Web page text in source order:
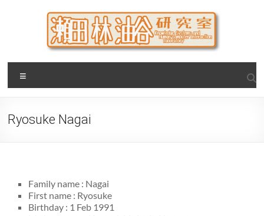
瀬田・林・油谷研究室
大阪公立大学 大学院 情報学研究科 学際情報学専攻 / 大阪府
立大学 理学部 情報数理科学科(大学院 理学系研究科 情報数理
Ryosuke Nagai
Family name : Nagai
First name : Ryosuke
Birthday : 1 Feb 1991